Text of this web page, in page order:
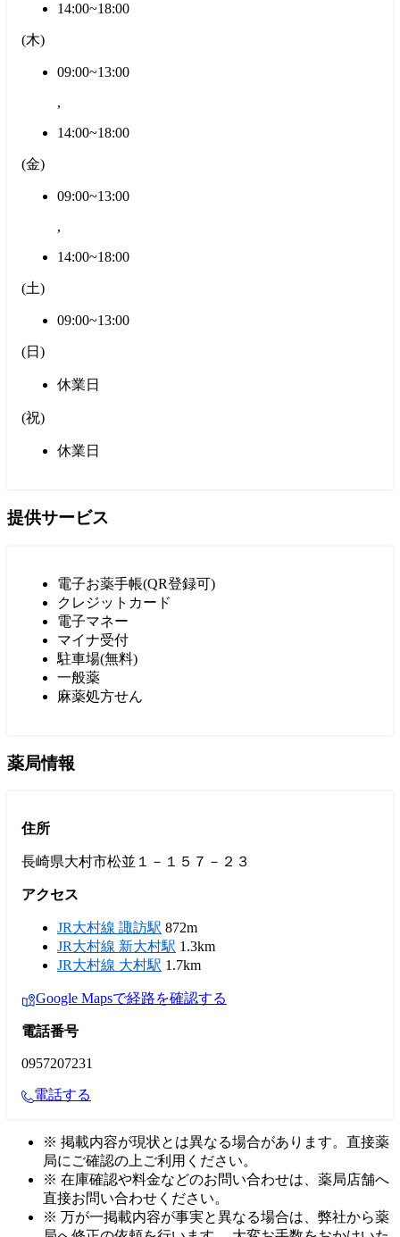
14:00~18:00
(木)
09:00~13:00
,
14:00~18:00
(金)
09:00~13:00
,
14:00~18:00
(土)
09:00~13:00
(日 )
休業日
(祝)
休業日
提供サービス
電子お薬手帳(QR登録可)
クレジットカード
電子マネー
マイナ受付
駐車場(無料)
一般薬
麻薬処方せん
薬局情報
住所
長崎県大村市松並１－１５７－２３
アクセス
JR大村線 諏訪駅 872m
JR大村線 新大村駅 1.3km
JR大村線 大村駅 1.7km
Google Mapsで経路を確認する
電話番号
0957207231
電話する
※ 掲載内容が現状とは異なる場合があります。直接薬
局にご確認の上ご利用ください。
※ 在庫確認や料金などのお問い合わせは、薬局店舗へ
直接お問い合わせください。
※ 万が一掲載内容が事実と異なる場合は、弊社から薬